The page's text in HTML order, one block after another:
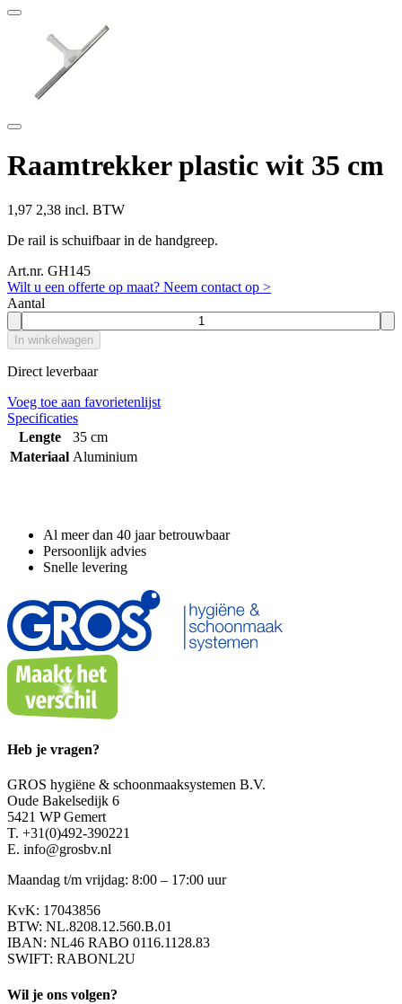
Raamtrekker plastic wit 35 cm
1,97 2,38 incl. BTW
De rail is schuifbaar in de handgreep.
Art.nr. GH145
Wilt u een offerte op maat? Neem contact op >
Aantal
In winkelwagen
Direct leverbaar
Voeg toe aan favorietenlijst
Specificaties
Lengte
35 cm
Materiaal Aluminium
Al meer dan 40 jaar betrouwbaar
Persoonlijk advies
Snelle levering
Heb je vragen?
GROS hygiëne & schoonmaaksystemen B.V.
Oude Bakelsedijk 6
5421 WP Gemert
T. +31(0)492-390221
E. info@grosbv.nl
Maandag t/m vrijdag: 8:00 – 17:00 uur
KvK: 17043856
BTW: NL.8208.12.560.B.01
IBAN: NL46 RABO 0116.1128.83
SWIFT: RABONL2U
Wil je ons volgen?